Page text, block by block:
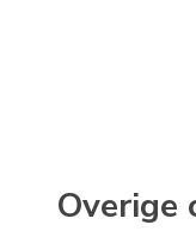
Overige